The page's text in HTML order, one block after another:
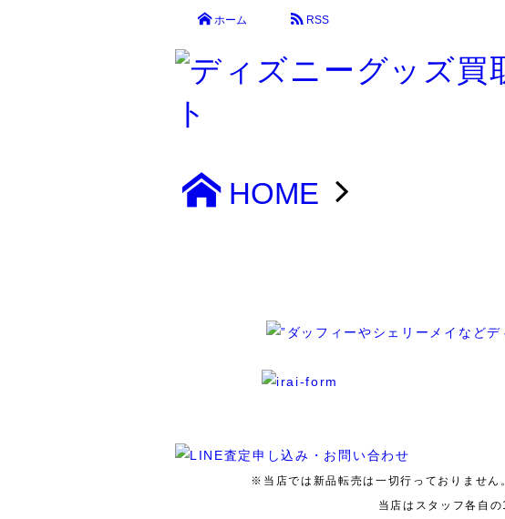
ホーム RSS
HOME
※当店では新品転売は一切行っておりません
当店はスタッフ各自